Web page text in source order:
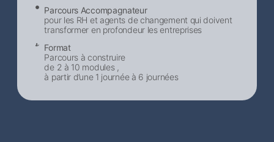
Parcours Accompagnateur
pour les RH et agents de changement qui doivent
transformer en profondeur les entreprises
Format
Parcours à construire
de 2 à 10 modules ,
à partir d’une 1 journée à 6 journées